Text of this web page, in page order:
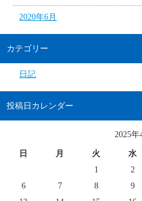
2020年6月
カテゴリー
日記
投稿日カレンダー
2025年
日 月 火 水
1
2
6
7 8 9